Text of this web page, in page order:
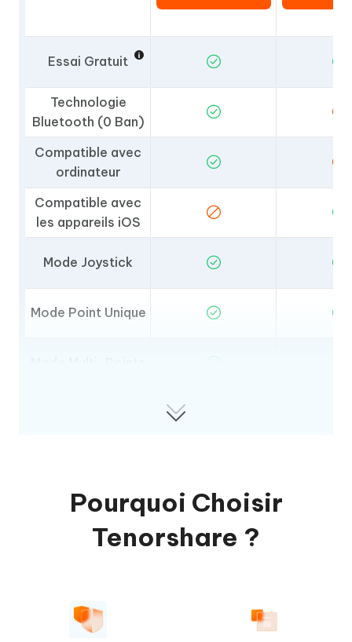
Essai Gratuit
Technologie
Bluetooth (0 Ban)
Compatible avec
ordinateur
Compatible avec
les appareils iOS
Mode Joystick
Mode Point Unique
Importation de
Changement de
Carte
Pourquoi Choisir
Tenorshare ?